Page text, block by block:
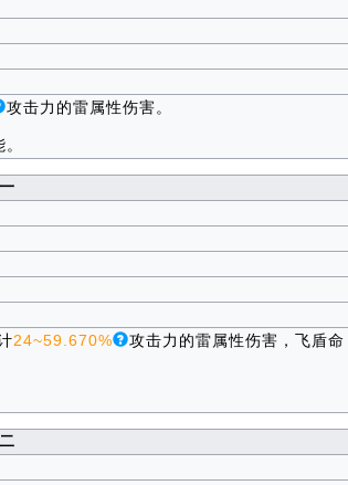
攻击力的雷属性伤害。
24~59.670%
攻击力的雷属性伤害，飞盾命